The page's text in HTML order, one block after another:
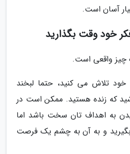
آسان است.
واقعی است.
تلاش می کنید، حتما لبخند
که زنده هستید. ممکن است در
به اهداف تان سخت باشد اما
و به آن به چشم یک فرصت